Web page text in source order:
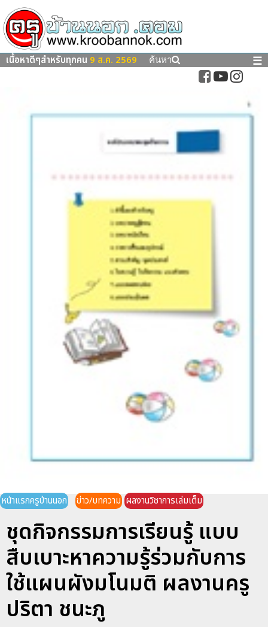
เนื้อหาดีๆสำหรับทุกคน 9 ส.ค. 2569 ค้นหา ☰
หน้าแรกครูบ้านนอก ข่าว/บทความ ผลงานวิชาการเล่มเต็ม
ชุดกิจกรรมการเรียนรู้ แบบ
สืบเบาะหาความรู้ร่วมกับการ
ใช้แผนผังมโนมติ ผลงานครู
ปริตา ชนะภู